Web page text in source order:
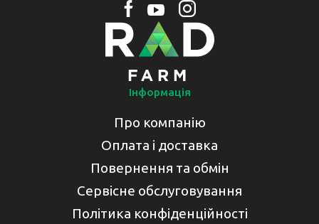
Інформація
Про компанію
Оплата і доставка
Повернення та обмін
Сервісне обслуговування
Політика конфіденційності